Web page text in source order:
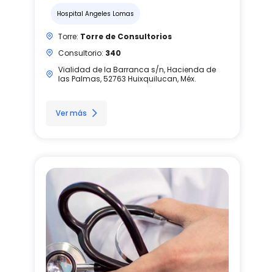
Hospital Angeles Lomas
Torre: Torre de Consultorios
Consultorio: 340
Vialidad de la Barranca s/n, Hacienda de
las Palmas, 52763 Huixquilucan, Méx.
Ver más